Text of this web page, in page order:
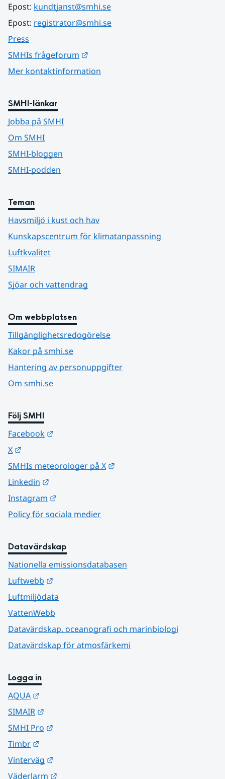
Epost: kundtjanst@smhi.se
Epost: registrator@smhi.se
Press
SMHIs frågeforum
Mer kontaktinformation
SMHI-länkar
Jobba på SMHI
Om SMHI
SMHI-bloggen
SMHI-podden
Teman
Havsmiljö i kust och hav
Kunskapscentrum för klimatanpassning
Luftkvalitet
SIMAIR
Sjöar och vattendrag
Om webbplatsen
Tillgänglighetsredogörelse
Kakor på smhi.se
Hantering av personuppgifter
Om smhi.se
Följ SMHI
Facebook
X
SMHIs meteorologer på X
Linkedin
Instagram
Policy för sociala medier
Datavärdskap
Nationella emissionsdatabasen
Luftwebb
Luftmiljödata
VattenWebb
Datavärdskap, oceanografi och marinbiologi
Datavärdskap för atmosfärkemi
Logga in
AQUA
SIMAIR
SMHI Pro
Timbr
Vinterväg
Väderlarm